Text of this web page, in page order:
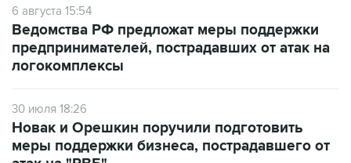
6 августа 15:54
Ведомства РФ предложат меры поддержки
предпринимателей, пострадавших от атак на
логокомплексы
30 июля 18:26
Новак и Орешкин поручили подготовить
меры поддержки бизнеса, пострадавшего от